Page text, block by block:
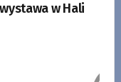
w Hali